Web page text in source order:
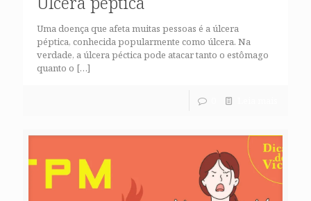
Uma doença que afeta muitas pessoas é a úlcera
péptica, conhecida popularmente como úlcera. Na
verdade, a úlcera péctica pode atacar tanto o estômago
quanto o […]